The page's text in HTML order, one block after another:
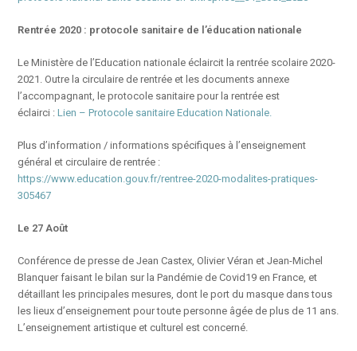
Rentrée 2020 : protocole sanitaire de l’éducation nationale
Le Ministère de l’Education nationale éclaircit la rentrée scolaire 2020-
2021. Outre la circulaire de rentrée et les documents annexe
l’accompagnant, le protocole sanitaire pour la rentrée est
éclairci :Lien – Protocole sanitaire Education Nationale.
Plus d’information / informations spécifiques à l’enseignement
général et circulaire de rentrée :
https://www.education.gouv.fr/rentree-2020-modalites-pratiques-
305467
Le 27 Août
Conférence de presse de Jean Castex, Olivier Véran et Jean-Michel
Blanquer faisant le bilan sur la Pandémie de Covid19 en France, et
détaillant les principales mesures, dont le port du masque dans tous
les lieux d’enseignement pour toute personne âgée de plus de 11 ans.
L’enseignement artistique et culturel est concerné.